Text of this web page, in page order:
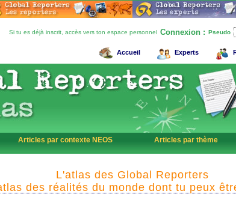
Si tu es déjà inscrit, accès vers ton espace personnel Connexion : Pseudo
Accueil Experts
Articles par contexte NEOS Articles par thème
L'atlas des Global Reporters
des réalités du monde dont tu peux